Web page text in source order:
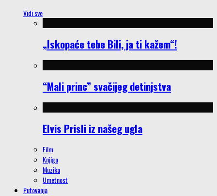
Vidi sve
„Iskopaće tebe Bili, ja ti kažem“!
“Mali princ” svačijeg detinjstva
Elvis Prisli iz našeg ugla
Film
Knjiga
Muzika
Umetnost
Putovanja